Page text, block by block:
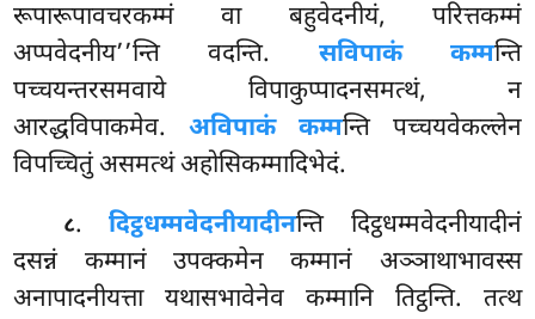
रूपारूपावचरकम्मं वा बहुवेदनीयं, परित्तकम्मं
अप्पवेदनीय’’न्ति वदन्ति. सविपाकं कम्मन्ति
पच्चयन्तरसमवाये विपाकुप्पादनसमत्थं, न
आरद्धविपाकमेव.अविपाकं कम्मन्ति पच्चयवेकल्लेन
विपच्चितुं असमत्थं अहोसिकम्मादिभेदं.
८.दिट्ठधम्मवेदनीयादीनन्ति दिट्ठधम्मवेदनीयादीनं
दसन्नं कम्मानं उपक्कमेन कम्मानं अञ्ञाथाभावस्स
अनापादनीयत्ता यथासभावेनेव कम्मानि तिट्ठन्ति. तत्थ